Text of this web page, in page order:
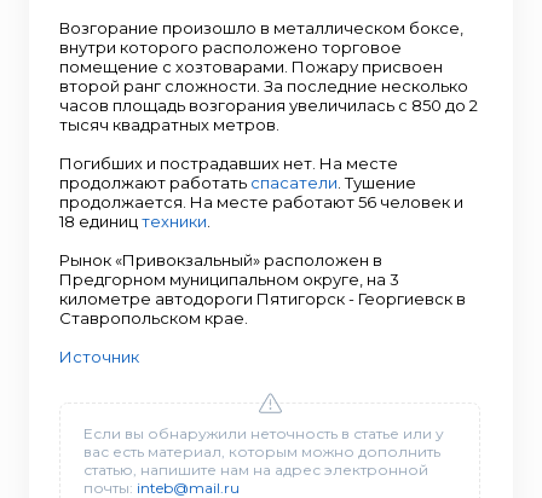
Возгорание произошло в металлическом боксе,
внутри которого расположено торговое
помещение с хозтоварами. Пожару присвоен
второй ранг сложности. За последние несколько
часов площадь возгорания увеличилась с 850 до 2
тысяч квадратных метров.
Погибших и пострадавших нет. На месте
продолжают работать спасатели . Тушение
продолжается. На месте работают 56 человек и
18 единиц техники
Рынок «Привокзальный» расположен в
Предгорном муниципальном округе, на 3
километре автодороги Пятигорск - Георгиевск в
Ставропольском крае.
Источник
Если вы обнаружили неточность в статье или у
вас есть материал, которым можно дополнить
статью, напишите нам на адрес электронной
почты: inteb@mail.ru